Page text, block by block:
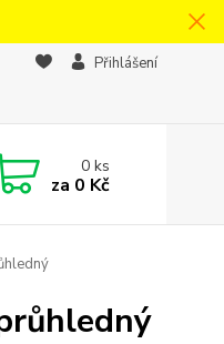
Přihlášení
0ks
za 0 Kč